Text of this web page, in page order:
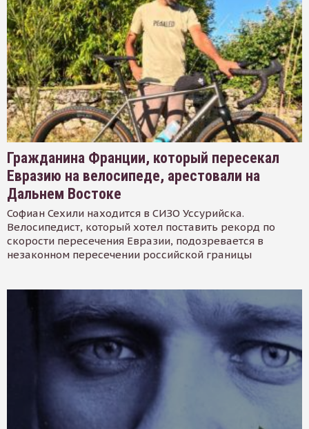
Гражданина Франции, который пересекал
Евразию на велосипеде, арестовали на
Дальнем Востоке
Софиан Сехили находится в СИЗО Уссурийска.
Велосипедист, который хотел поставить рекорд по
скорости пересечения Евразии, подозревается в
незаконном пересечении российской границы